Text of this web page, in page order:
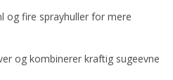
og fire sprayhuller for mere
og kombinerer kraftig sugeevne